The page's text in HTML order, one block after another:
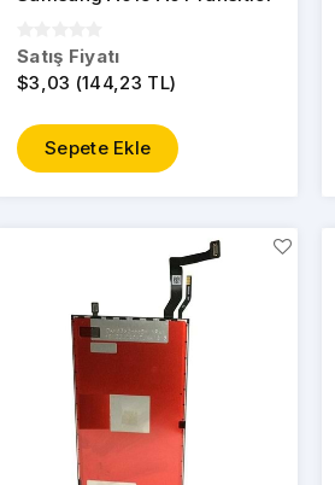
Satış Fiyatı
$3,03 (144,23 TL)
Sepete Ekle